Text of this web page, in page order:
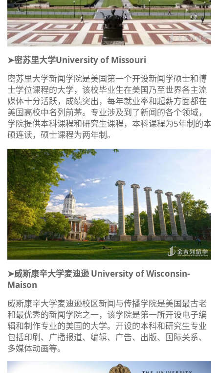
➤密苏里大学University of Missouri
密苏里大学新闻学院是美国第一个开设新闻学硕士和博
士学位课程的大学，该校毕业生在美国乃至世界各主流
媒体十分活跃，成绩突出，每年就业率和起薪方面都在
美国高校中名列前茅。专业涉及到了新闻的各个领域，
学院提供本科课程和研究生课程，本科课程为5年制的本
硕连读，硕士课程为两年制。
➤威斯康辛大学麦迪逊 University of Wisconsin-
Maison
威斯康辛大学麦迪逊校区新闻与传播学院是美国最古老
和最优秀的新闻学院之一，该学院是第一所开设电子编
辑和制作专业的美国的大学。开设的本科和研究生专业
包括印刷、广播报道、编辑、广告、出版、国际关系、
多媒体动画等。